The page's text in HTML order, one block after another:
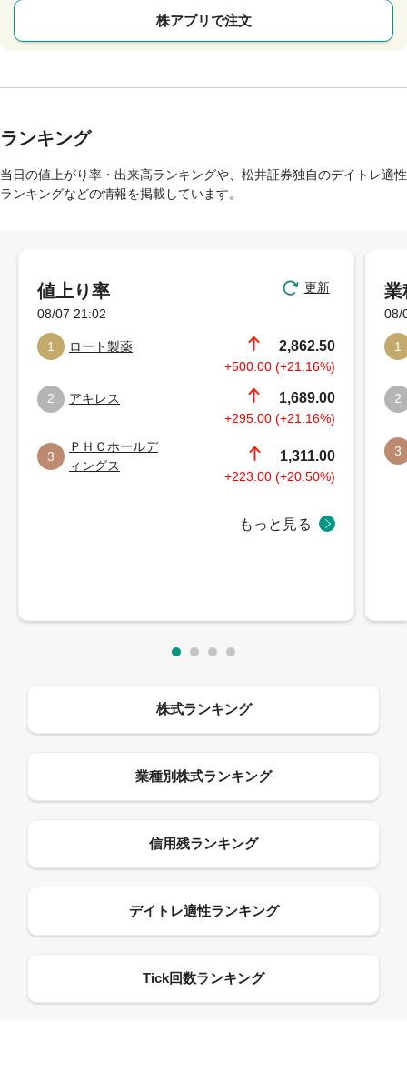
株アプリで注文
ランキング
当日の値上がり率・出来高ランキングや、松井証券独自のデイトレ適性
ランキングなどの情報を掲載しています。